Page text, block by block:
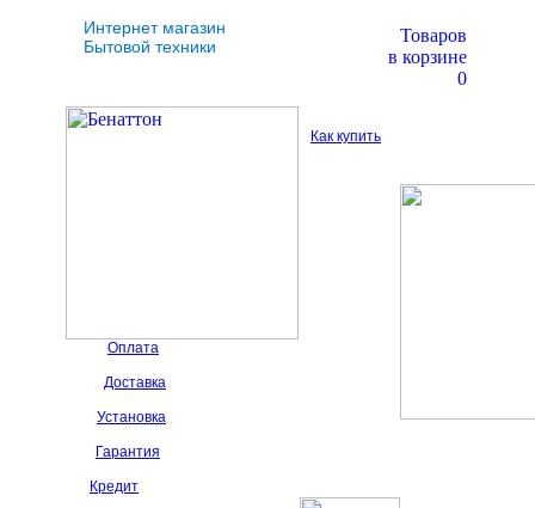
Интернет магазин
Бытовой техники
Товаров
в корзине
0
Как купить
Оплата
Доставка
Установка
Гарантия
Кредит